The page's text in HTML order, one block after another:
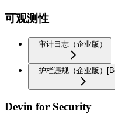
可观测性
审计日志（企业版）
护栏违规（企业版）
Devin for Security